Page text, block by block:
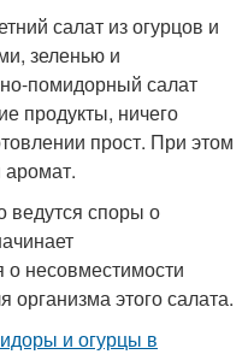
салат из огурцов и
зеленью и
помидорный салат
продукты, ничего
прост. При этом
ведутся споры о
несовместимости
организма этого салата.